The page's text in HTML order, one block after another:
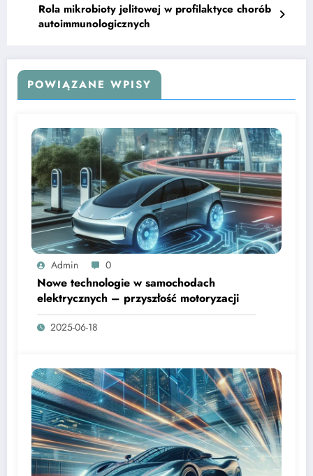
Rola mikrobioty jelitowej w profilaktyce chorób
autoimmunologicznych
POWIĄZANE WPISY
Admin 0
Nowe technologie w samochodach
elektrycznych – przyszłość motoryzacji
2025-06-18